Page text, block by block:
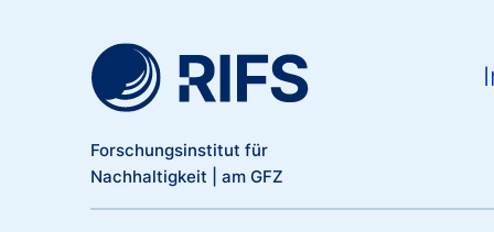
Forschungsinstitut für
Nachhaltigkeit | am GFZ